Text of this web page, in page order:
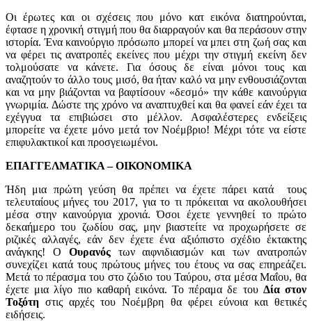
Οι έρωτες και οι σχέσεις που μόνο κατ εικόνα διατηρούνται,
έφτασε η χρονική στιγμή που θα διαρραγούν και θα περάσουν στην
ιστορία. Ένα καινούργιο πρόσωπο μπορεί να μπει στη ζωή σας και
να φέρει τις ανατροπές εκείνες που μέχρι την στιγμή εκείνη δεν
τολμούσατε να κάνετε. Για όσους δε είναι μόνοι τους και
αναζητούν το άλλο τους μισό, θα ήταν καλό να μην ενθουσιάζονται
και να μην βιάζονται να βαφτίσουν «δεσμό» την κάθε καινούργια
γνωριμία. Δώστε της χρόνο να αναπτυχθεί και θα φανεί εάν έχει τα
εχέγγυα τα επιβιώσει στο μέλλον. Ασφαλέστερες ενδείξεις
μπορείτε να έχετε μόνο μετά τον Νοέμβριο! Μέχρι τότε να είστε
επιφυλακτικοί και προσγειωμένοι.
ΕΠΑΓΓΕΛΜΑΤΙΚΑ – ΟΙΚΟΝΟΜΙΚΑ
Ήδη μια πρώτη γεύση θα πρέπει να έχετε πάρει κατά τους
τελευταίους μήνες του 2017, για το τι πρόκειται να ακολουθήσει
μέσα στην καινούργια χρονιά. Όσοι έχετε γεννηθεί το πρώτο
δεκαήμερο του ζωδίου σας, μην βιαστείτε να προχωρήσετε σε
ριζικές αλλαγές, εάν δεν έχετε ένα αξιόπιστο σχέδιο έκτακτης
ανάγκης! Ο Ουρανόςτων αιφνιδιασμών και των ανατροπών
συνεχίζει κατά τους πρώτους μήνες του έτους να σας επηρεάζει.
Μετά το πέρασμα του στο ζώδιο του Ταύρου, στα μέσα Μαΐου, θα
έχετε μια λίγο πιο καθαρή εικόνα. Το πέραμα δε του Δία στον
Τοξότη στις αρχές του Νοέμβρη θα φέρει εύνοια και θετικές
ειδήσεις.